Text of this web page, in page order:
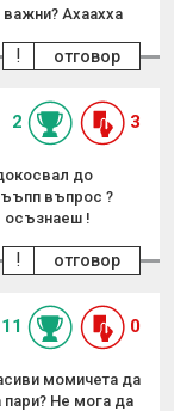
Ахаахха
отговор
!
2 3
до
въпрос ?
осъзнаеш !
отговор
!
11 0
момичета да
пари? Не мога да